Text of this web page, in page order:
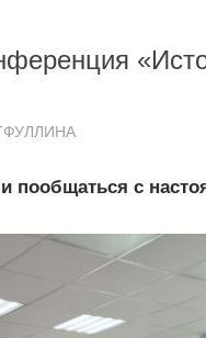
пообщаться с